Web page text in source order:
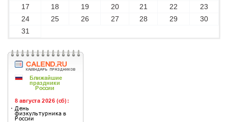
17
18 19 20 21 22
23
24
25 26 27 28 29
30
31